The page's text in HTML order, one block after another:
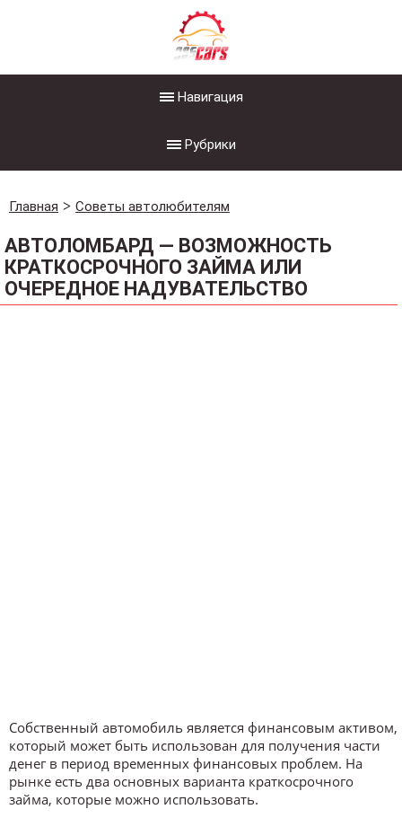
Навигация
Рубрики
Главная Советы автолюбителям
АВТОЛОМБАРД — ВОЗМОЖНОСТЬ
КРАТКОСРОЧНОГО ЗАЙМА ИЛИ
ОЧЕРЕДНОЕ НАДУВАТЕЛЬСТВО
Собственный автомобиль является финансовым активом,
который может быть использован для получения части
денег в период временных финансовых проблем. На
рынке есть два основных варианта краткосрочного
займа, которые можно использовать.